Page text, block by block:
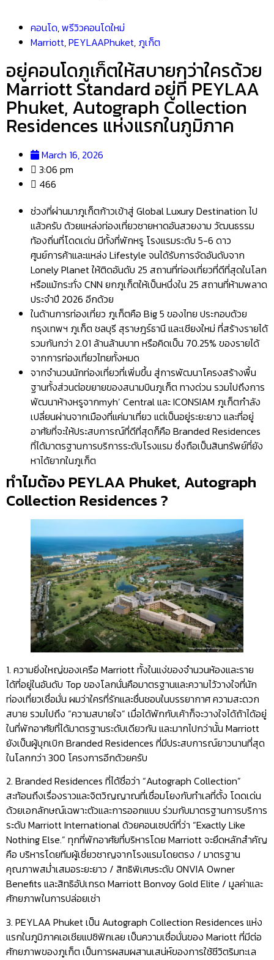
คอนโด,พรีวิวคอนโดใหม่
Marriott,PEYLAAPhuket, ภูเก็ต
อยู่คอนโดภูเก็ตให้สบายกว่าใครด้วย
Marriott Standard อยู่ที่ PEYLAA
Phuket, Autograph Collection
Residences แห่งแรกในภูมิภาค
March 16, 2026
3:06 pm
466
ช่วงที่ผ่านมาภูเก็ตก้าวเข้าสู่ Global Luxury Destination ไป
แล้วครับ ด้วยแหล่งท่องเที่ยวชายหาดอันสวยงาม วัฒนธรรม
ท้องถิ่นที่โดดเด่น มีทั้งที่พักหรู โรงแรมระดับ 5-6 ดาว
ศูนย์การค้าและแหล่ง Lifestyle จนได้รับการจัดอันดับจาก
Lonely Planet ให้ติดอันดับ 25 สถานที่ท่องเที่ยวที่ดีที่สุดในโลก
หรือแม้กระทั่ง CNN ยกภูเก็ตให้เป็นหนึ่งใน 25 สถานที่ห้ามพลาด
ประจำปี 2026 อีกด้วย
ในด้านการท่องเที่ยว ภูเก็ตคือ Big 5 ของไทย ประกอบด้วย
กรุงเทพฯ ภูเก็ต ชลบุรี สุราษฎร์ธานี และเชียงใหม่ ที่สร้างรายได้
รวมกันกว่า 2.01 ล้านล้านบาท หรือคิดเป็น 70.25% ของรายได้
จากการท่องเที่ยวไทยทั้งหมด
จากจำนวนนักท่องเที่ยวที่เพิ่มขึ้น สู่การพัฒนาโครงสร้างพื้น
ฐานทั้งส่วนต่อขยายของสนามบินภูเก็ต ทางด่วน รวมไปถึงการ
พัฒนาห้างหรูจากmyh’ Central และ ICONSIAM ภูเก็ตกำลัง
เปลี่ยนผ่านจากเมืองที่แค่มาเที่ยว แต่เป็นอยู่ระยะยาว และที่อยู่
อาศัยที่จะให้ประสบการณ์ที่ดีที่สุดก็คือ Branded Residences
ที่ได้มาตรฐานการบริการระดับโรงแรม ซึ่งถือเป็นสินทรัพย์ที่ยัง
หาได้ยากในภูเก็ต
ทำไมต้อง PEYLAA Phuket, Autograph
Collection Residences ?
1. ความยิ่งใหญ่ของเครือ Marriott ทั้งในแง่ของจำนวนห้องและราย
ได้ที่อยู่ในอันดับ Top ของโลกนั่นคือมาตรฐานและความไว้วางใจที่นัก
ท่องเที่ยวเชื่อมั่น ผมว่าใครที่รักและชื่นชอบในบรรยากาศ ความสะดวก
สบาย รวมไปถึง “ความสบายใจ” เมื่อได้พักกับเค้าก็จะวางใจได้ถ้าได้อยู่
ในที่พักอาศัยที่ได้มาตรฐานระดับเดียวกัน และมากไปกว่านั้น Marriott
ยังเป็นผู้บุกเบิก Branded Residences ที่มีประสบการณ์ยาวนานที่สุด
ในโลกกว่า 300 โครงการอีกด้วยครับ
2. Branded Residences ที่ได้ชื่อว่า “Autograph Collection”
สะท้อนถึงเรื่องราวและจิตวิญญาณที่เชื่อมโยงกับทำเลที่ตั้ง โดดเด่น
ด้วยเอกลักษณ์เฉพาะตัวและการออกแบบ ร่วมกับมาตรฐานการบริการ
ระดับ Marriott International ด้วยคอนเซปต์ที่ว่า “Exactly Like
Nothing Else.” ทุกที่พักอาศัยที่บริหารโดย Marriott จะยึดหลักสำคัญ
คือ บริหารโดยทีมผู้เชี่ยวชาญจากโรงแรมโดยตรง / มาตรฐาน
คุณภาพสม่ำเสมอระยะยาว / สิทธิพิเศษระดับ ONVIA Owner
Benefits และสิทธิอัปเกรด Marriott Bonvoy Gold Elite / มูลค่าและ
ศักยภาพในการปล่อยเช่า
3. PEYLAA Phuket เป็น Autograph Collection Residences แห่ง
แรกในภูมิภาคเอเชียแปซิฟิกเลย เป็นความเชื่อมั่นของ Mariott ที่มีต่อ
ศักยภาพของภูเก็ต เป็นการผสมผสานเสน่ห์ของการใช้ชีวิตริมทะเล